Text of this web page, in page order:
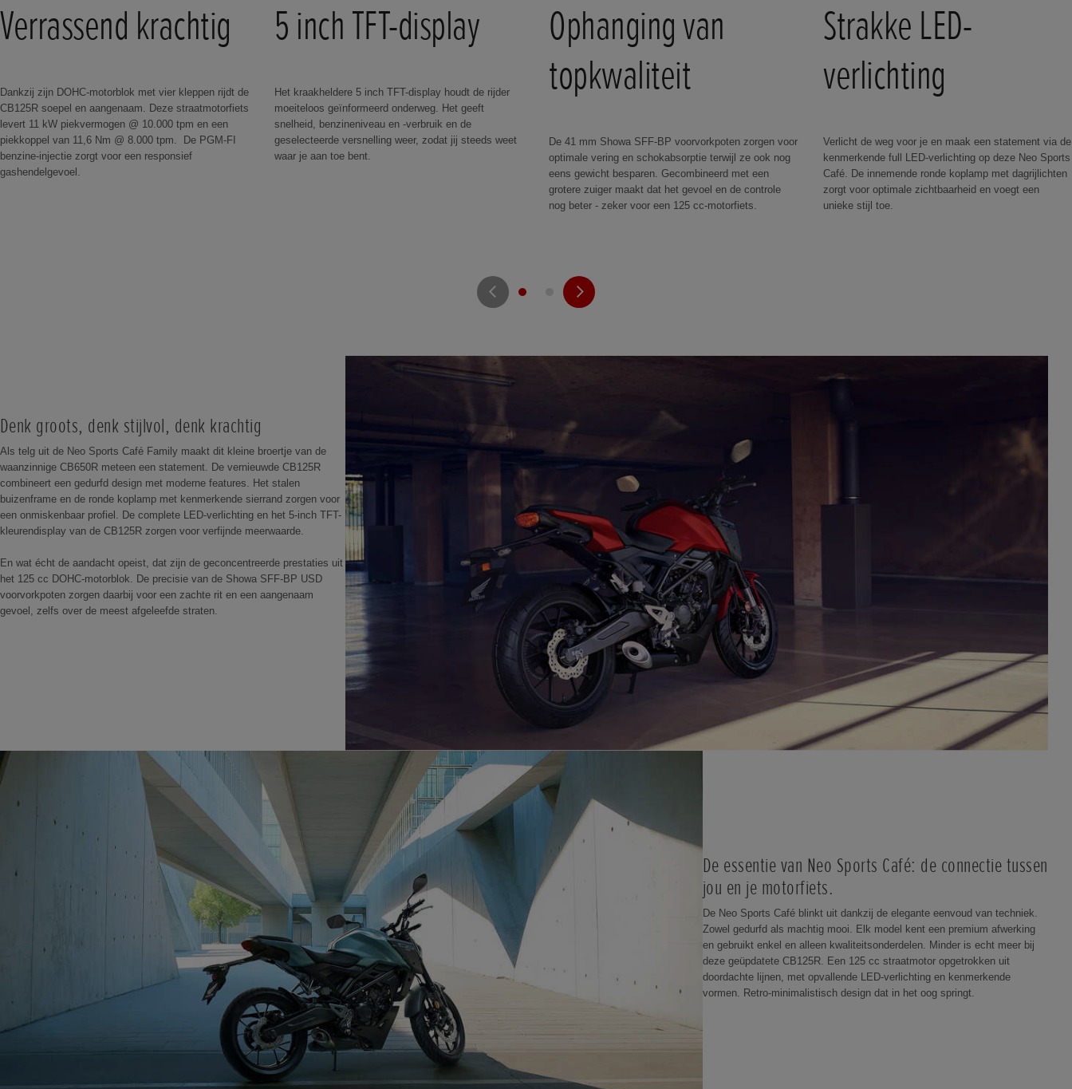
Verrassend krachtig
Dankzij zijn DOHC-motorblok met vier kleppen rijdt de
CB125R soepel en aangenaam. Deze straatmotorfiets
levert 11 kW piekvermogen @ 10.000 tpm en een
piekkoppel van 11,6 Nm @ 8.000 tpm. De PGM-FI
benzine-injectie zorgt voor een responsief
gashendelgevoel.
5 inch TFT-display
Het kraakheldere 5 inch TFT-display houdt de rijder
moeiteloos geïnformeerd onderweg. Het geeft
snelheid, benzineniveau en -verbruik en de
geselecteerde versnelling weer, zodat jij steeds weet
waar je aan toe bent.
Ophanging van
topkwaliteit
De 41 mm Showa SFF-BP voorvorkpoten zorgen voor
optimale vering en schokabsorptie terwijl ze ook nog
eens gewicht besparen. Gecombineerd met een
grotere zuiger maakt dat het gevoel en de controle
nog beter - zeker voor een 125 cc-motorfiets.
Strakke LED-
verlichting
Verlicht de weg voor je en maak een statement via de
kenmerkende full LED-verlichting op deze Neo Sports
Café. De innemende ronde koplamp met dagrijlichten
zorgt voor optimale zichtbaarheid en voegt een
unieke stijl toe.
Denk groots, denk stijlvol, denk krachtig
Als telg uit de Neo Sports Café Family maakt dit kleine broertje van de
waanzinnige CB650R meteen een statement. De vernieuwde CB125R
combineert een gedurfd design met moderne features. Het stalen
buizenframe en de ronde koplamp met kenmerkende sierrand zorgen voor
een onmiskenbaar profiel. De complete LED-verlichting en het 5-inch TFT-
kleurendisplay van de CB125R zorgen voor verfijnde meerwaarde.
En wat écht de aandacht opeist, dat zijn de geconcentreerde prestaties uit
het 125 cc DOHC-motorblok. De precisie van de Showa SFF-BP USD
voorvorkpoten zorgen daarbij voor een zachte rit en een aangenaam
gevoel, zelfs over de meest afgeleefde straten.
De essentie van Neo Sports Café: de connectie tussen
jou en je motorfiets.
De Neo Sports Café blinkt uit dankzij de elegante eenvoud van techniek.
Zowel gedurfd als machtig mooi. Elk model kent een premium afwerking
en gebruikt enkel en alleen kwaliteitsonderdelen. Minder is echt meer bij
deze geüpdatete CB125R. Een 125 cc straatmotor opgetrokken uit
doordachte lijnen, met opvallende LED-verlichting en kenmerkende
vormen. Retro-minimalistisch design dat in het oog springt.